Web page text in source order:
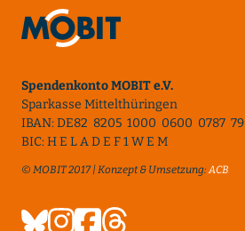
Spendenkonto MOBIT e.V.
Sparkasse Mittelthüringen
IBAN: DE82 8205 1000 0600 0787 79
BIC: H E L A D E F 1 W E M
© MOBIT 2017 | Konzept & Umsetzung:ACB